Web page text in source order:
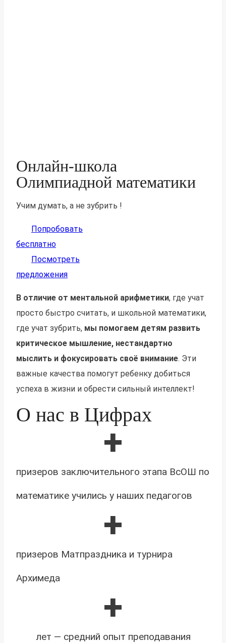
Онлайн-школа
Олимпиадной математики
Учим думать, а не зубрить !
Попробовать
бесплатно
Посмотреть
предложения
В отличие от ментальной арифметики, где учат
просто быстро считать, и школьной математики,
где учат зубрить, мы помогаем детям развить
критическое мышление, нестандартно
мыслить и фокусировать своё внимание. Эти
важные качества помогут ребенку добиться
успеха в жизни и обрести сильный интеллект!
О нас в Цифрах
призеров заключительного этапа ВсОШ по
математике учились у наших педагогов
+
призеров Матпраздника и турнира
Архимеда
+
лет — средний опыт преподавания
+